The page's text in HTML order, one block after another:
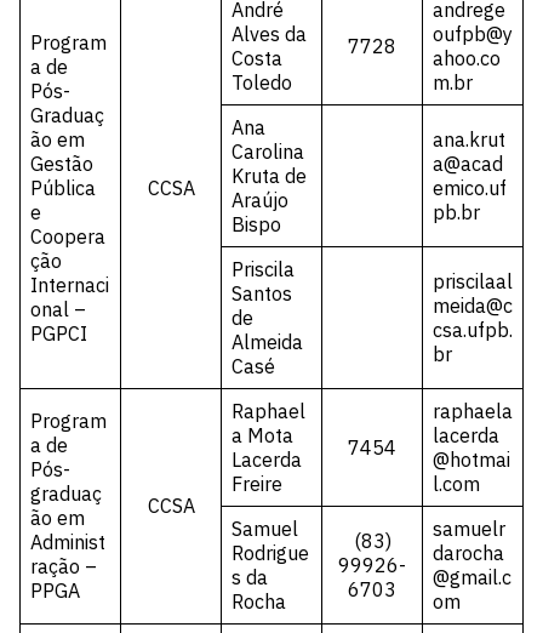
Program
a de
Pós-
Graduaç
ão em
Gestão
Pública
e
Coopera
ção
Internaci
onal –
PGPCI
CCSA
André
Alves da
Costa
Toledo
7728
andrege
oufpb@y
ahoo.co
m.br
Ana
Carolina
Kruta de
Araújo
Bispo
ana.krut
a@acad
emico.uf
pb.br
Priscila
Santos
de
Almeida
Casé
priscilaal
meida@c
csa.ufpb.
br
Program
a de
Pós-
graduaç
ão em
Administ
ração –
PPGA
CCSA
Raphael
a Mota
Lacerda
Freire
7454
raphaela
lacerda
@hotmai
l.com
Samuel
Rodrigue
s da
Rocha
(83)
99926-
6703
samuelr
darocha
@gmail.c
om